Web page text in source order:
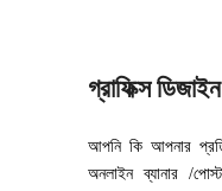
গ্রাফিক্স ডিজাইন
আপনি কি আপনার
অনলাইন ব্যানার /